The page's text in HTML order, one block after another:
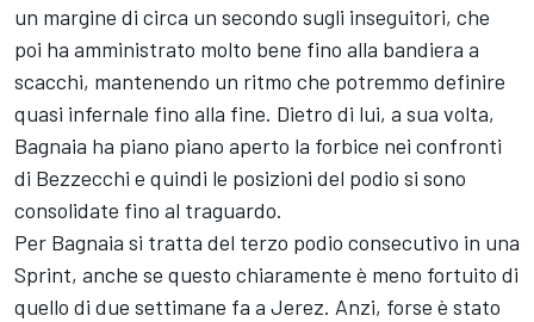
un margine di circa un secondo sugli inseguitori, che
poi ha amministrato molto bene fino alla bandiera a
scacchi, mantenendo un ritmo che potremmo definire
quasi infernale fino alla fine. Dietro di lui, a sua volta,
Bagnaia ha piano piano aperto la forbice nei confronti
di Bezzecchi e quindi le posizioni del podio si sono
consolidate fino al traguardo.
Per Bagnaia si tratta del terzo podio consecutivo in una
Sprint, anche se questo chiaramente è meno fortuito di
quello di due settimane fa a Jerez. Anzi, forse è stato